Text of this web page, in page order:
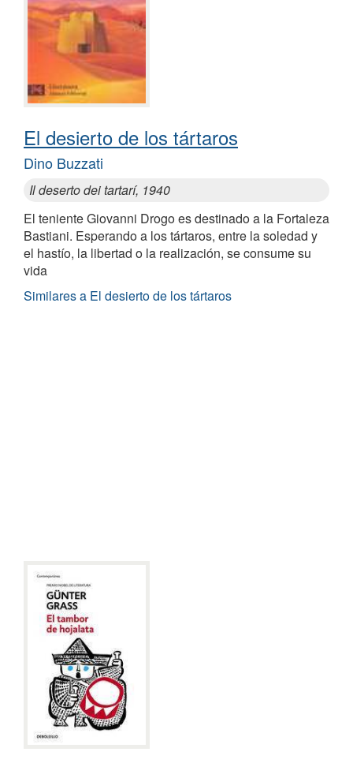
El desierto de los tártaros
Dino Buzzati
Il deserto dei tartarí, 1940
El teniente Giovanni Drogo es destinado a la Fortaleza
Bastiani. Esperando a los tártaros, entre la soledad y
el hastío, la libertad o la realización, se consume su
vida
Similares a El desierto de los tártaros